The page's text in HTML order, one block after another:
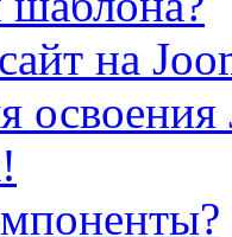
на
освоения